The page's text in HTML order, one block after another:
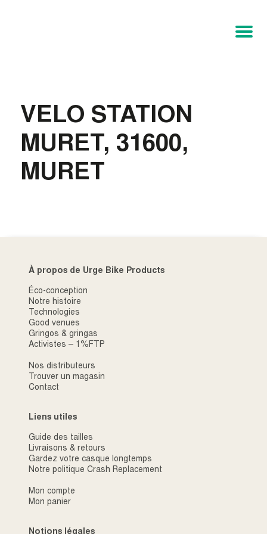
VELO STATION
MURET, 31600,
MURET
À propos de Urge Bike Products
Éco-conception
Notre histoire
Technologies
Good venues
Gringos & gringas
Activistes – 1%FTP
Nos distributeurs
Trouver un magasin
Contact
Liens utiles
Guide des tailles
Livraisons & retours
Gardez votre casque longtemps
Notre politique Crash Replacement
Mon compte
Mon panier
Notions légales